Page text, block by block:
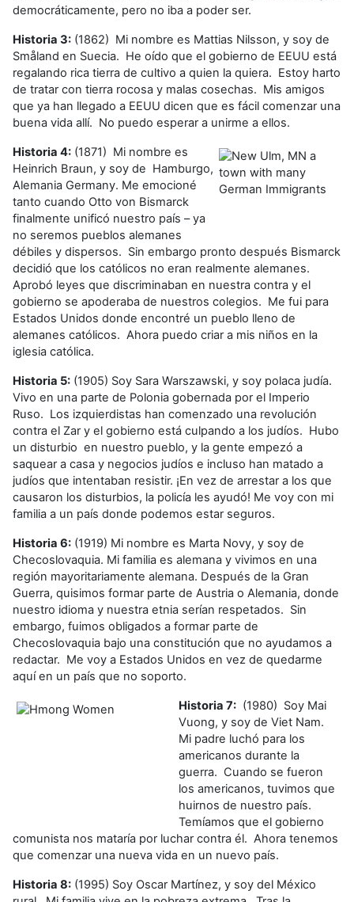
democráticamente, pero no iba a poder ser.
Historia 3: (1862) Mi nombre es Mattias Nilsson, y soy de
Småland en Suecia. He oído que el gobierno de EEUU está
regalando rica tierra de cultivo a quien la quiera. Estoy harto
de tratar con tierra rocosa y malas cosechas. Mis amigos
que ya han llegado a EEUU dicen que es fácil comenzar una
buena vida allí. No puedo esperar a unirme a ellos.
Historia 4: (1871) Mi nombre es
Heinrich Braun, y soy de Hamburgo,
Alemania Germany. Me emocioné
tanto cuando Otto von Bismarck
finalmente unificó nuestro país – ya
no seremos pueblos alemanes
débiles y dispersos. Sin embargo pronto después Bismarck
decidió que los católicos no eran realmente alemanes.
Aprobó leyes que discriminaban en nuestra contra y el
gobierno se apoderaba de nuestros colegios. Me fui para
Estados Unidos donde encontré un pueblo lleno de
alemanes católicos. Ahora puedo criar a mis niños en la
iglesia católica.
Historia 5: (1905) Soy Sara Warszawski, y soy polaca judía.
Vivo en una parte de Polonia gobernada por el Imperio
Ruso. Los izquierdistas han comenzado una revolución
contra el Zar y el gobierno está culpando a los judíos. Hubo
un disturbio en nuestro pueblo, y la gente empezó a
saquear a casa y negocios judíos e incluso han matado a
judíos que intentaban resistir. ¡En vez de arrestar a los que
causaron los disturbios, la policía les ayudó! Me voy con mi
familia a un país donde podemos estar seguros.
Historia 6: (1919) Mi nombre es Marta Novy, y soy de
Checoslovaquia. Mi familia es alemana y vivimos en una
región mayoritariamente alemana. Después de la Gran
Guerra, quisimos formar parte de Austria o Alemania, donde
nuestro idioma y nuestra etnia serían respetados. Sin
embargo, fuimos obligados a formar parte de
Checoslovaquia bajo una constitución que no ayudamos a
redactar. Me voy a Estados Unidos en vez de quedarme
aquí en un país que no soporto.
Historia 7: (1980) Soy Mai
Vuong, y soy de Viet Nam.
Mi padre luchó para los
americanos durante la
guerra. Cuando se fueron
los americanos, tuvimos que
huirnos de nuestro país.
Temíamos que el gobierno
comunista nos mataría por luchar contra él. Ahora tenemos
que comenzar una nueva vida en un nuevo país.
Historia 8: (1995) Soy Oscar Martínez, y soy del México